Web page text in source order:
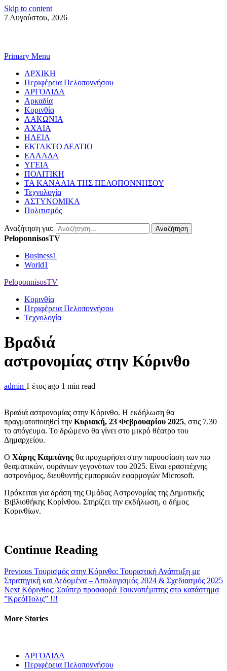
Skip to content
7 Αυγούστου, 2026
Primary Menu
ΑΡΧΙΚΗ
Περιφέρεια Πελοποννήσου
ΑΡΓΟΛΙΔΑ
Αρκαδία
Κορινθία
ΛΑΚΩΝΙΑ
ΑΧΑΙΑ
ΗΛΕΙΑ
ΕΚΤΑΚΤΟ ΔΕΛΤΙΟ
ΕΛΛΑΔΑ
ΥΓΕΙΑ
ΠΟΛΙΤΙΚΗ
ΤΑ ΚΑΝΑΛΙΑ ΤΗΣ ΠΕΛΟΠΟΝΝΗΣΟΥ
Τεχνολογία
ΑΣΤΥΝΟΜΙΚΑ
Πολιτισμός
Αναζήτηση για:
PeloponnisosTV
Business1
World1
PeloponnisosTV
Κορινθία
Περιφέρεια Πελοποννήσου
Τεχνολογία
Βραδιά
αστρονομίας στην Κόρινθο
admin 1 έτος ago 1 min read
Βραδιά αστρονομίας στην Κόρινθο. Η εκδήλωση θα
πραγματοποιηθεί την Κυριακή, 23 Φεβρουαρίου 2025, στις 7.30
το απόγευμα. Το δρώμενο θα γίνει στο μικρό θέατρο του
Δημαρχείου.
Ο Χάρης Καμπάνης θα προχωρήσει στην παρουσίαση των πιο
θεαματικών, ουράνιων γεγονότων του 2025. Είναι ερασιτέχνης
αστρονόμος, διευθυντής εμπορικών εφαρμογών Microsoft.
Πρόκειται για δράση της Ομάδας Αστρονομίας της Δημοτικής
Βιβλιοθήκης Κορίνθου. Στηρίζει την εκδήλωση, ο δήμος
Κορινθίων.
Continue Reading
Previous Τουρισμός στην Κόρινθο: Τουριστική Ανάπτυξη με
Στρατηγική και Δεδομένα – Απολογισμός 2024 & Σχεδιασμός 2025
Next Κόρινθος: Σούπερ προσφορά Τσικνοπέμπτης στο κατάστημα
”ΚρεόΠολις” !!!
More Stories
ΑΡΓΟΛΙΔΑ
Περιφέρεια Πελοποννήσου